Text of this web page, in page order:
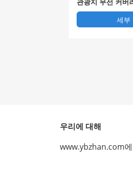
광지 WLAN 무선
세부
우리에 대해
www.ybzhan.com